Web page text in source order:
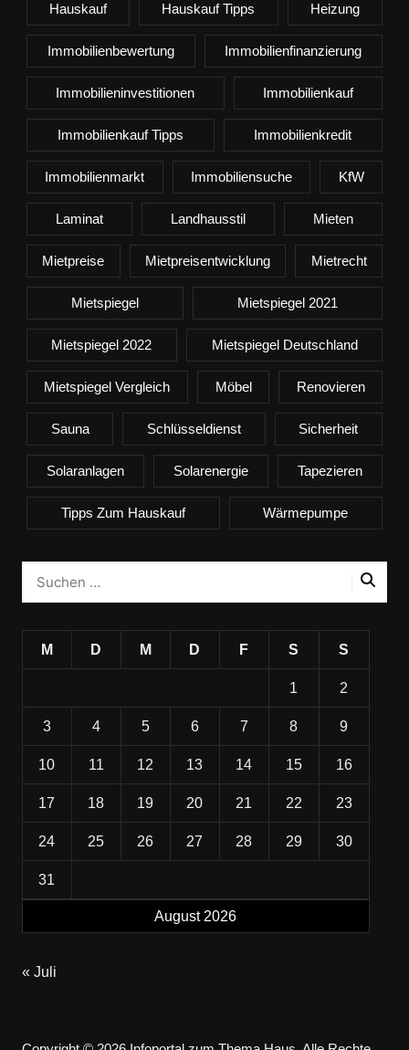
Hauskauf Hauskauf Tipps Heizung
Immobilienbewertung Immobilienfinanzierung
Immobilieninvestitionen Immobilienkauf
Immobilienkauf Tipps Immobilienkredit
Immobilienmarkt Immobiliensuche KfW
Laminat Landhausstil Mieten
Mietpreise Mietpreisentwicklung Mietrecht
Mietspiegel Mietspiegel 2021
Mietspiegel 2022 Mietspiegel Deutschland
Mietspiegel Vergleich Möbel Renovieren
Sauna Schlüsseldienst Sicherheit
Solaranlagen Solarenergie Tapezieren
Tipps Zum Hauskauf Wärmepumpe
August 2026
M D M D F S S
1 2
3 4 5 6 7 8 9
10 11 12 13 14 15 16
17 18 19 20 21 22 23
24 25 26 27 28 29 30
31
« Juli